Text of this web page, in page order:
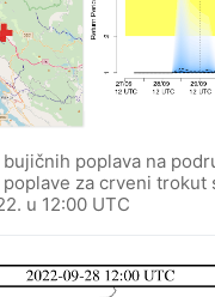
poplava na
za crveni trokut
u 12:00 UTC